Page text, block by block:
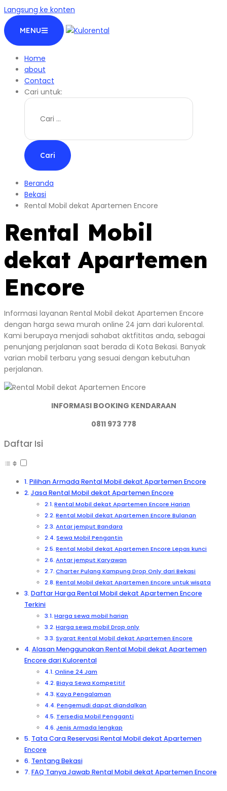
Langsung ke konten
MENU
Home
about
Contact
Cari untuk:
Beranda
Bekasi
Rental Mobil dekat Apartemen Encore
Rental Mobil
dekat Apartemen
Encore
Informasi layanan Rental Mobil dekat Apartemen Encore
dengan harga sewa murah online 24 jam dari kulorental.
Kami berupaya menjadi sahabat aktfititas anda, sebagai
penunjang perjalanan saat berada di Kota Bekasi. Banyak
varian mobil terbaru yang sesuai dengan kebutuhan
perjalanan.
INFORMASI BOOKING KENDARAAN
0811 973 778
Daftar Isi
Pilihan Armada Rental Mobil dekat Apartemen Encore
Jasa Rental Mobil dekat Apartemen Encore
Rental Mobil dekat Apartemen Encore Harian
Rental Mobil dekat Apartemen Encore Bulanan
Antar jemput Bandara
Sewa Mobil Pengantin
Rental Mobil dekat Apartemen Encore Lepas kunci
Antar jemput Karyawan
Charter Pulang Kampung Drop Only dari Bekasi
Rental Mobil dekat Apartemen Encore untuk wisata
Daftar Harga Rental Mobil dekat Apartemen Encore
Terkini
Harga sewa mobil harian
Harga sewa mobil Drop only
Syarat Rental Mobil dekat Apartemen Encore
Alasan Menggunakan Rental Mobil dekat Apartemen
Encore dari Kulorental
Online 24 Jam
Biaya Sewa Kompetitif
Kaya Pengalaman
Pengemudi dapat diandalkan
Tersedia Mobil Pengganti
Jenis Armada lengkap
Tata Cara Reservasi Rental Mobil dekat Apartemen
Encore
Tentang Bekasi
FAQ Tanya Jawab Rental Mobil dekat Apartemen Encore